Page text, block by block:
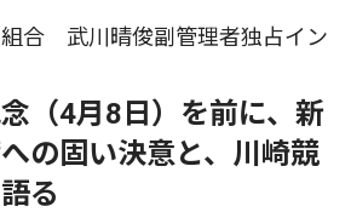
合 武川晴俊副管理者独占イン
（4月8日）を前に、新
の固い決意と、川崎競
る